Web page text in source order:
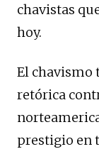
chavistas
hoy.
El chavismo
retórica
prestigio en